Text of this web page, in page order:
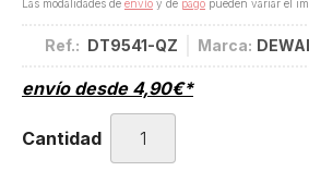
Las modalidades de envío y de pago pueden variar el
Ref.: DT9541-QZ Marca:
envío desde 4,90€*
Cantidad